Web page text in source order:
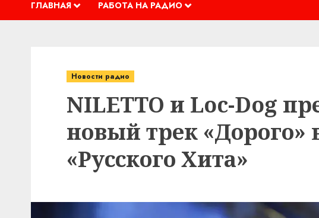
ГЛАВНАЯ РАБОТА НА РАДИО
Новости радио
NILETTO и Loc-Dog
новый трек «Дорого»
«Русского Хита»